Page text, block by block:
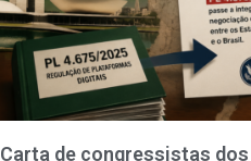
Carta de congressistas